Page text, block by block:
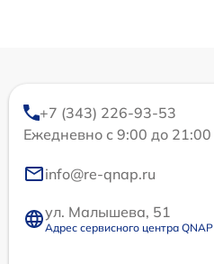
+7 (343) 226-93-53
Ежедневно с 9:00 до 21:00
info@re-qnap.ru
ул. Малышева, 51
Адрес сервисного центра QNAP